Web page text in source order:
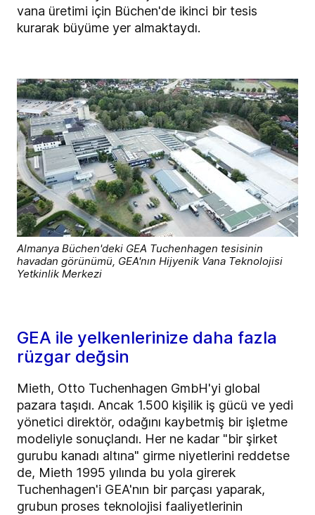
vana üretimi için Büchen'de ikinci bir tesis
kurarak büyüme yer almaktaydı.
Almanya Büchen'deki GEA Tuchenhagen tesisinin
havadan görünümü, GEA'nın Hijyenik Vana Teknolojisi
Yetkinlik Merkezi
GEA ile yelkenlerinize daha fazla
rüzgar değsin
Mieth, Otto Tuchenhagen GmbH'yi global
pazara taşıdı. Ancak 1.500 kişilik iş gücü ve yedi
yönetici direktör, odağını kaybetmiş bir işletme
modeliyle sonuçlandı. Her ne kadar "bir şirket
gurubu kanadı altına" girme niyetlerini reddetse
de, Mieth 1995 yılında bu yola girerek
Tuchenhagen'i GEA'nın bir parçası yaparak,
grubun proses teknolojisi faaliyetlerinin